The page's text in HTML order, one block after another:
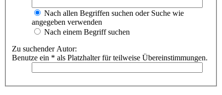
Nach allen Begriffen suchen oder Suche wie
angegeben verwenden
Nach einem Begriff suchen
Zu suchender Autor:
Benutze ein * als Platzhalter für teilweise Übereinstimmungen.